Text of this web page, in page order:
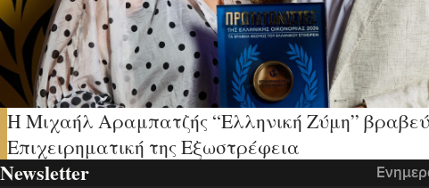
H Μιχαήλ Αραμπατζής “Ελληνική Ζύμη”
Επιχειρηματική της Εξωστρέφεια
Newsletter